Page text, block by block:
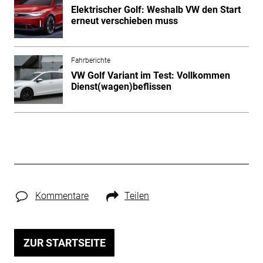
Elektrischer Golf: Weshalb VW den Start
erneut verschieben muss
Fahrberichte
VW Golf Variant im Test: Vollkommen
Dienst(wagen)beflissen
Kommentare Teilen
ZUR STARTSEITE